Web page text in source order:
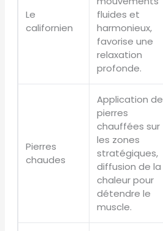
Le
californien
fluides et
harmonieux,
favorise une
relaxation
profonde.
Pierres
chaudes
Application de
pierres
chauffées sur
les zones
stratégiques,
diffusion de la
chaleur pour
détendre le
muscle.